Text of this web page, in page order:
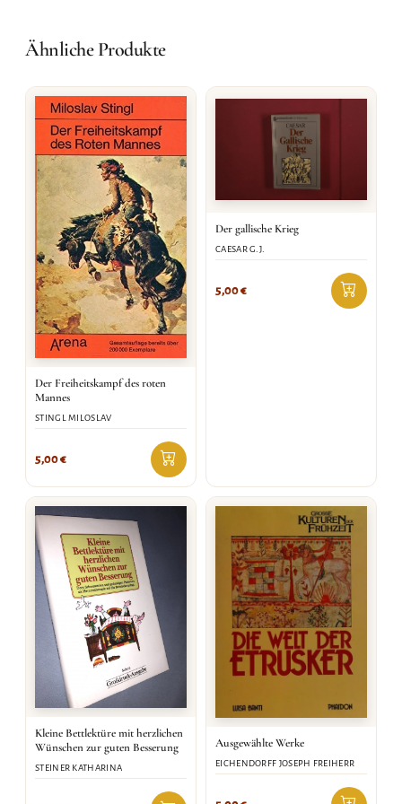
Ähnliche Produkte
Der Freiheitskampf des roten
Mannes
STINGL MILOSLAV
5,00€
Der gallische Krieg
CAESAR G.J.
5,00€
Kleine Bettlektüre mit herzlichen
Wünschen zur guten Besserung
STEINER KATHARINA
Ausgewählte Werke
EICHENDORFF JOSEPH FREIHERR